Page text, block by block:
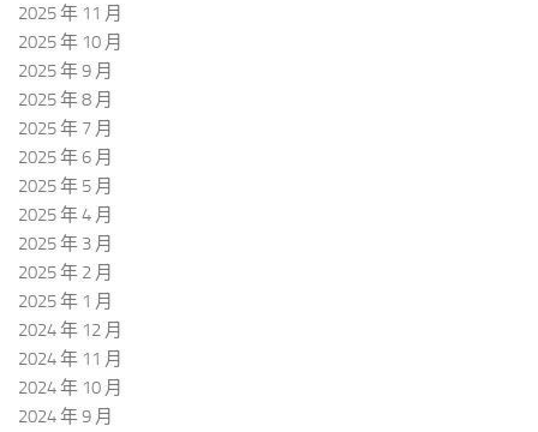
2025 年 11 月
2025 年 10 月
2025 年 9 月
2025 年 8 月
2025 年 7 月
2025 年 6 月
2025 年 5 月
2025 年 4 月
2025 年 3 月
2025 年 2 月
2025 年 1 月
2024 年 12 月
2024 年 11 月
2024 年 10 月
2024 年 9 月